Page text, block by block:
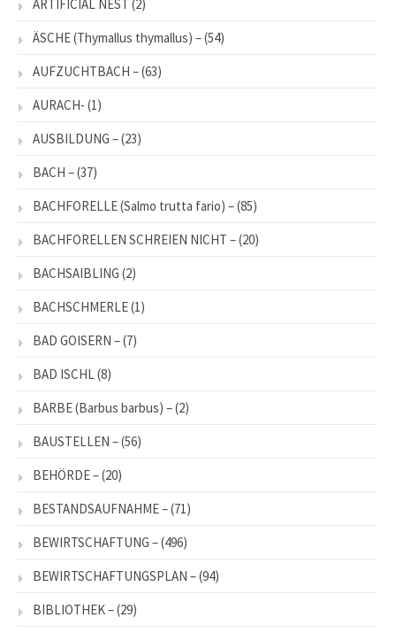
ARTIFICIAL NEST
(2)
ÄSCHE (Thymallus thymallus) –(54)
AUFZUCHTBACH –(63)
AURACH- (1)
AUSBILDUNG –(23)
BACH –(37)
BACHFORELLE (Salmo trutta fario) –(85)
BACHFORELLEN SCHREIEN NICHT –(20)
BACHSAIBLING (2)
BACHSCHMERLE(1)
BAD GOISERN –(7)
BAD ISCHL (8)
BARBE (Barbus barbus) –(2)
BAUSTELLEN –(56)
BEHÖRDE –(20)
BESTANDSAUFNAHME –(71)
BEWIRTSCHAFTUNG –(496)
BEWIRTSCHAFTUNGSPLAN –(94)
BIBLIOTHEK –(29)